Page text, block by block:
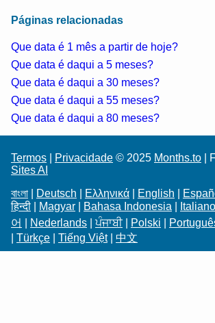
Páginas relacionadas
Que data é 1 mês a partir de hoje?
Que data é daqui a 5 meses?
Que data é daqui a 30 meses?
Que data é daqui a 55 meses?
Que data é daqui a 80 meses?
Termos Privacidade © 2025 Months.to |
Sites AI
বাংলা
Deutsch Ελληνικά English
हिन्दी
Magyar Bahasa Indonesia Italiano
어
Nederlands |ਪੰਜਾਬੀ| Polski
Türkçe Tiếng Việt| 中文